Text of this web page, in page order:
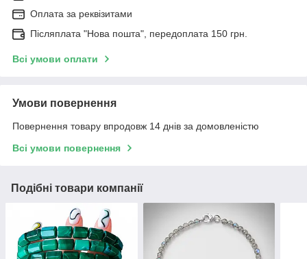
Оплата за реквізитами
Післяплата "Нова пошта", передоплата 150 грн.
Всі умови оплати
Умови повернення
Повернення товару впродовж 14 днів за домовленістю
Всі умови повернення
Подібні товари компанії